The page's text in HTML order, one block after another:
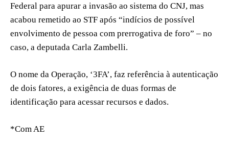
Federal para apurar a invasão ao sistema do CNJ, mas
acabou remetido ao STF após “indícios de possível
envolvimento de pessoa com prerrogativa de foro” – no
caso, a deputada Carla Zambelli.
O nome da Operação, ‘3FA’, faz referência à autenticação
de dois fatores, a exigência de duas formas de
identificação para acessar recursos e dados.
*Com AE